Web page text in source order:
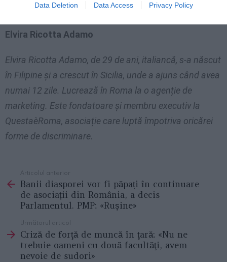
Data Deletion Data Access Privacy Policy
Dar vom reuși.
Elvira Ricotta Adamo
Elvira Ricotta Adamo, de 29 de ani, italiancă, s-a născut
în Filipine și a crescut în Sicilia, unde a ajuns când avea
numai 12 zile. Lucrează în Roma la o agenție de
marketing. Este fondatoare și membru executiv la
QuestaèRoma, asociație care luptă împotriva oricărei
forme de discriminare.
more
Articolul anterior
Banii diasporei vor fi păpați în continuare
de asociații din România, a decis
Parlamentul. PMP: «Rușine»
Următorul articol
Criză de forţă de muncă în ţară: «Nu ne
trebuie oameni cu două facultăţi, avem
nevoie de sudori»